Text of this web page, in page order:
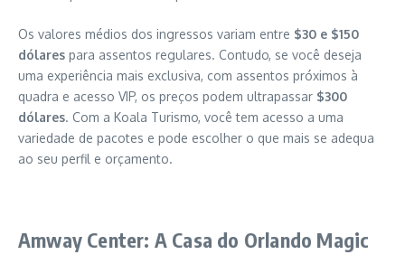
Os valores médios dos ingressos variam entre $30 e $150
dólares para assentos regulares. Contudo, se você deseja
uma experiência mais exclusiva, com assentos próximos à
quadra e acesso VIP, os preços podem ultrapassar $300
dólares. Com a Koala Turismo, você tem acesso a uma
variedade de pacotes e pode escolher o que mais se adequa
ao seu perfil e orçamento.
Amway Center: A Casa do Orlando Magic